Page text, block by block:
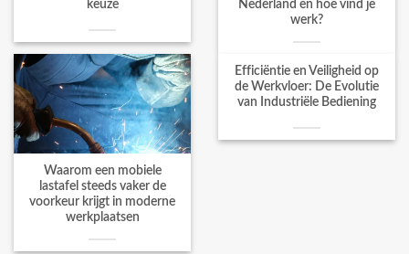
keuze
Nederland en hoe vind je
werk?
Waarom een mobiele
lastafel steeds vaker de
voorkeur krijgt in moderne
werkplaatsen
Efficiëntie en Veiligheid op
de Werkvloer: De Evolutie
van Industriële Bediening